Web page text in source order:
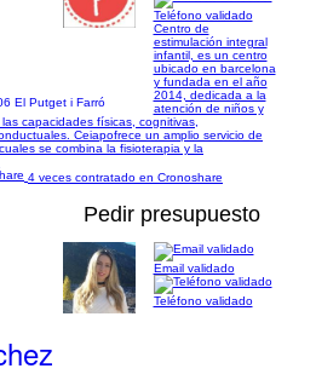
El Putget i Farró
Teléfono validado
Centro de
estimulación integral
infantil, es un centro
ubicado en barcelona
y fundada en el año
2014, dedicada a la
atención de niños y
capacidades físicas, cognitivas,
Ceiapofrece un amplio servicio de
se combina la fisioterapia y la
4 veces contratado en Cronoshare
Pedir presupuesto
Email validado
Teléfono validado